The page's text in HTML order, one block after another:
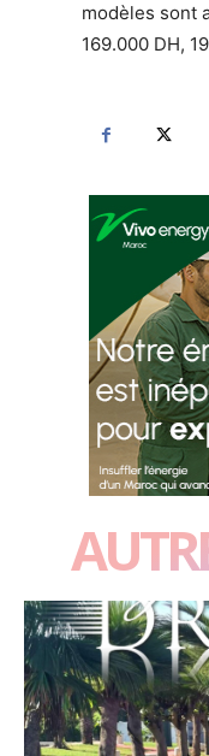
modèles sont
169.000 DH,